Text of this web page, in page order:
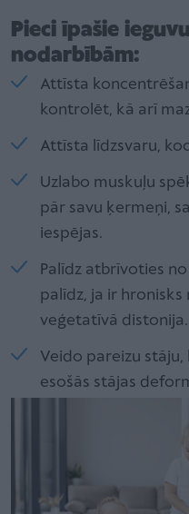
Pieci īpašie
nodarbībām:
Attīsta
kontrolēt, kā arī
Attīsta līdzsvaru,
Uzlabo muskuļu
pār savu ķermeņi,
iespējas.
Palīdz atbrīvoties
palīdz, ja ir hronisks
veģetatīvā distonija.
Veido pareizu
esošās stājas